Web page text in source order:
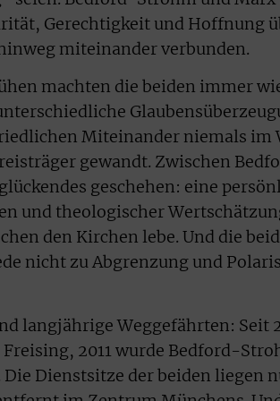
Gerechtigkeit und Hoffnung
miteinander verbunden.
machten die beiden immer
Miteinander niemals im
gewandt. Zwischen
geschehen: eine
und theologischer
den Kirchen lebe. Und die
nicht zu Abgrenzung und
langjährige Weggefährten: Seit
2011 wurde Bedford-
Dienstsitze der beiden liegen